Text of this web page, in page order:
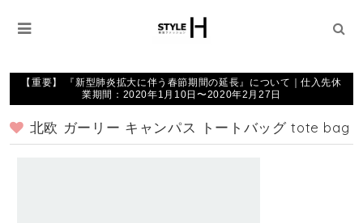
【重要】 『新型肺炎拡大に伴う春節期間の延長』について｜仕入先休
業期間：2020年1月10日〜2020年2月27日
北欧 ガーリー キャンパス トートバッグ tote bag